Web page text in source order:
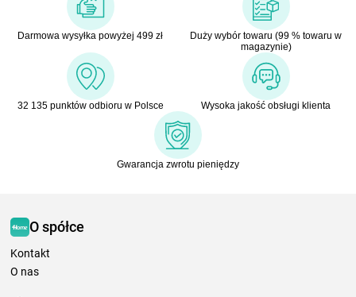
Darmowa wysyłka powyżej 499 zł
Duży wybór towaru (99 % towaru w
magazynie)
32 135 punktów odbioru w Polsce Wysoka jakość obsługi klienta
Gwarancja zwrotu pieniędzy
O spółce
Kontakt
O nas